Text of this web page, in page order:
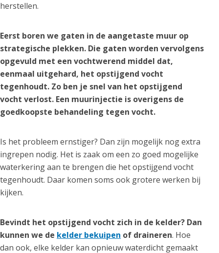
herstellen.
Eerst boren we gaten in de aangetaste muur op
strategische plekken. Die gaten worden vervolgens
opgevuld met een vochtwerend middel dat,
eenmaal uitgehard, het opstijgend vocht
tegenhoudt. Zo ben je snel van het opstijgend
vocht verlost. Een muurinjectie is overigens de
goedkoopste behandeling tegen vocht.
Is het probleem ernstiger? Dan zijn mogelijk nog extra
ingrepen nodig. Het is zaak om een zo goed mogelijke
waterkering aan te brengen die het opstijgend vocht
tegenhoudt. Daar komen soms ook grotere werken bij
kijken.
Bevindt het opstijgend vocht zich in de kelder? Dan
kunnen we de kelder bekuipen of draineren. Hoe
dan ook, elke kelder kan opnieuw waterdicht gemaakt